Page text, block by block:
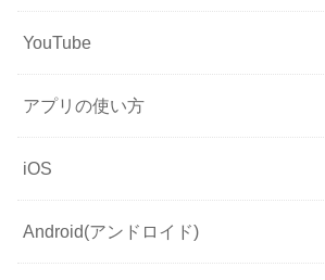
YouTube
アプリの使い方
iOS
Android(アンドロイド)